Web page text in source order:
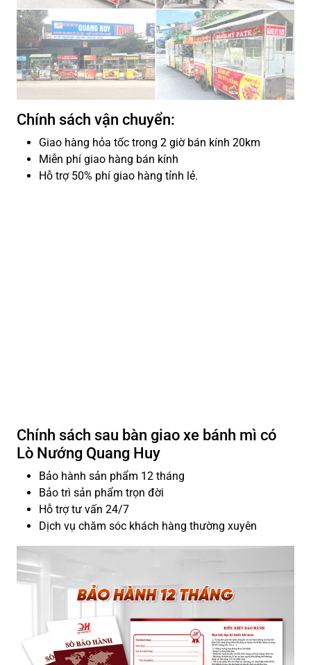
Chính sách vận chuyển:
Giao hàng hỏa tốc trong 2 giờ bán kính 20km
Miễn phí giao hàng bán kính
Hỗ trợ 50% phí giao hàng tỉnh lẻ.
Chính sách sau bàn giao xe bánh mì có
Lò Nướng Quang Huy
Bảo hành sản phẩm 12 tháng
Bảo trì sản phẩm trọn đời
Hỗ trợ tư vấn 24/7
Dịch vụ chăm sóc khách hàng thường xuyên